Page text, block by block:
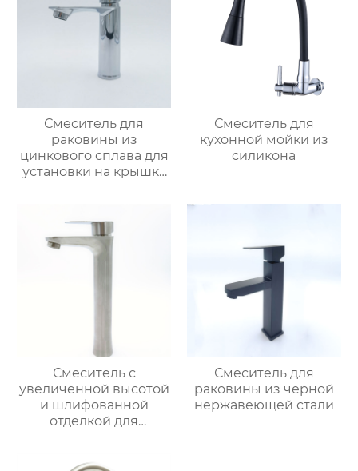
Смеситель для
раковины из
цинкового сплава для
установки на крышку
Смеситель для
кухонной мойки из
силикона
Смеситель с
увеличенной высотой
и шлифованной
отделкой для
Смеситель для
раковины из черной
нержавеющей стали